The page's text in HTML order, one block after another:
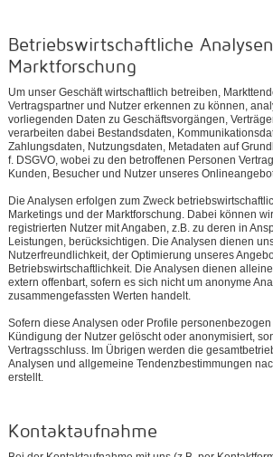
Betriebswirtschaftliche
Marktforschung
Um unser Geschäft wirtschaftlich betreiben,
Vertragspartner und Nutzer erkennen zu können,
vorliegenden Daten zu Geschäftsvorgängen,
verarbeiten dabei Bestandsdaten,
Zahlungsdaten, Nutzungsdaten, Metadaten auf
f. DSGVO, wobei zu den betroffenen Personen
Kunden, Besucher und Nutzer unseres
Die Analysen erfolgen zum Zweck
Marketings und der Marktforschung. Dabei können
registrierten Nutzer mit Angaben, z.B. zu deren in
Leistungen, berücksichtigen. Die Analysen dienen
Nutzerfreundlichkeit, der Optimierung unseres
Betriebswirtschaftlichkeit. Die Analysen dienen
extern offenbart, sofern es sich nicht um anonyme
zusammengefassten Werten handelt.
Sofern diese Analysen oder Profile
Kündigung der Nutzer gelöscht oder anonymisiert,
Vertragsschluss. Im Übrigen werden die
Analysen und allgemeine Tendenzbestimmungen
erstellt.
Kontaktaufnahme